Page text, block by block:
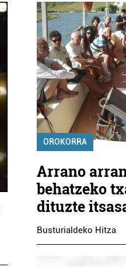
OROKORRA
Arrano
behatzeko
dituzte
Busturialdeko Hitza